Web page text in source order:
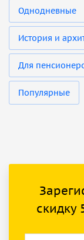
Однодневные
История и
Для
Популярные
скидку